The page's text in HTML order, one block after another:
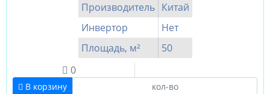
Производитель Китай
Инвертор
Нет
Площадь, м²
50
0
В корзину